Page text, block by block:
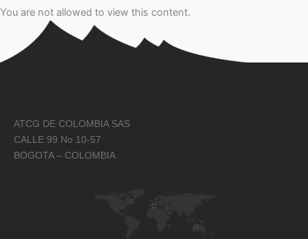
You are not allowed to view this content.
ATCG DE COLOMBIA SAS
CALLE 99 No 10-57
BOGOTA – COLOMBIA